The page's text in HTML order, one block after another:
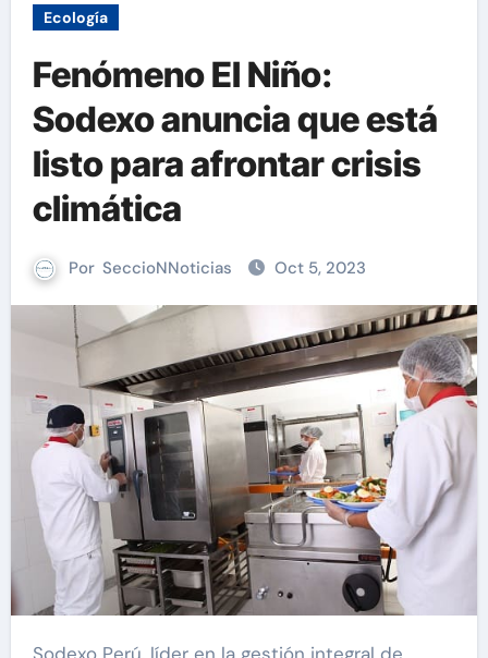
Ecología
Fenómeno El Niño:
Sodexo anuncia que está
listo para afrontar crisis
climática
Por SeccioNNoticias Oct 5, 2023